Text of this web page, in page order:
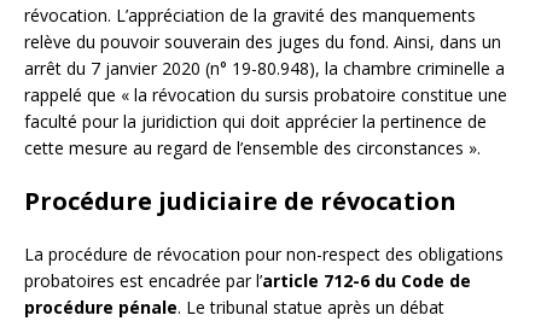
révocation. L’appréciation de la gravité des manquements
relève du pouvoir souverain des juges du fond. Ainsi, dans un
arrêt du 7 janvier 2020 (n° 19-80.948), la chambre criminelle a
rappelé que « la révocation du sursis probatoire constitue une
faculté pour la juridiction qui doit apprécier la pertinence de
cette mesure au regard de l’ensemble des circonstances ».
Procédure judiciaire de révocation
La procédure de révocation pour non-respect des obligations
probatoires est encadrée par l’article 712-6 du Code de
procédure pénale. Le tribunal statue après un débat